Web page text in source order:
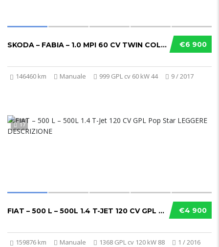
€6 900
SKODA – FABIA – 1.0 MPI 60 CV TWIN COLOR D.E. NERO GPL
146460 km Manuale 999 GPL cv 60 kW 44 9 / 2017
17
€4 900
FIAT – 500 L – 500L 1.4 T-JET 120 CV GPL POP STAR LEGGERE DESCRIZIONE
159876 km Manuale 1368 GPL cv 120 kW 88 1 / 2016